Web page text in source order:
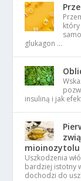
glukagon …
insuliną i jak
mioinozytolu
Uszkodzenia
bardziej istotny
dochodzi do